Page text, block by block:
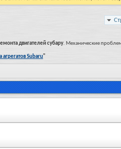
двигателей субару. Механические
Subaru"